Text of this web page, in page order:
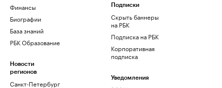
Финансы
Биографии
База знаний
РБК Образование
Новости
регионов
Санкт-Петербург
Подписки
Скрыть баннеры
на РБК
Подписка на РБК
Корпоративная
подписка
Уведомления